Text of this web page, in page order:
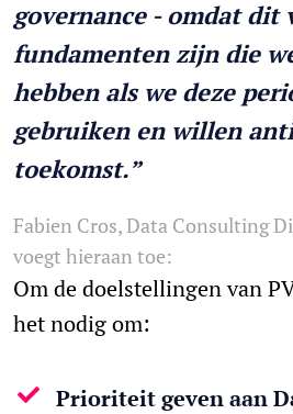
governance - omdat dit
fundamenten zijn die
hebben als we deze
gebruiken en willen
toekomst.”
Fabien Cros, Data Consulting
voegt hieraan toe:
Om de doelstellingen van
het nodig om:
Prioriteit geven aan